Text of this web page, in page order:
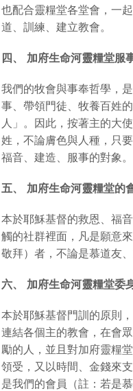
也配合靈糧堂各堂會，一
道、訓練、建立教會。
四、 加府生命河靈糧堂服
我們的牧會與事奉哲學，
事、帶領門徒、牧養百姓
人」。因此，按著主的大
姓，不論膚色與人種，只
福音、建造、服事的對象。
五、 加府生命河靈糧堂的
本於耶穌基督的救恩、福
觸的社群裡面，凡是願意
敬拜）者，不論是慕道友
六、 加府生命河靈糧堂委
本於耶穌基督門訓的原則
連結各個主的教會，在會
勵的人，並且對加府靈糧
領受，又以時間、金錢來
是我們的會員（註：若是